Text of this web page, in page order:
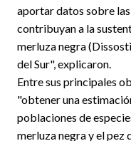
aportar datos sobre
contribuyan a la
merluza negra
del Sur", explicaron.
Entre sus principales
"obtener una
poblaciones de
merluza negra y el pez